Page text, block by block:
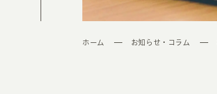
ホーム お知らせ・コラム